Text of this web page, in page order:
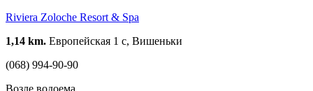
Riviera Zoloche Resort & Spa
1,14 km. Европейская 1 с, Вишеньки
(068) 994-90-90
Возле водоема